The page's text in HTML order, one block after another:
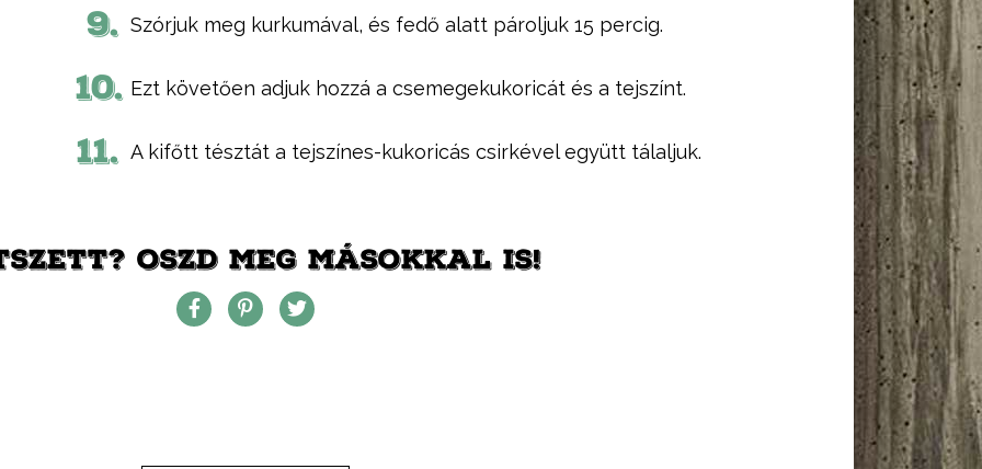
9. Szórjuk meg kurkumával, és fedő alatt pároljuk 15 percig.
10. Ezt követően adjuk hozzá a csemegekukoricát és a tejszínt.
11. A kifőtt tésztát a tejszínes-kukoricás csirkével együtt tálaljuk.
OSZD MEG MÁSOKKAL IS!